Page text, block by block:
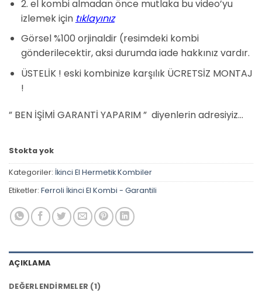
2. el kombi almadan önce mutlaka bu video’yu
izlemek için tıklayınız
Görsel %100 orjinaldir (resimdeki kombi
gönderilecektir, aksi durumda iade hakkınız vardır.
ÜSTELİK ! eski kombinize karşılık ÜCRETSİZ MONTAJ
!
” BEN İŞİMİ GARANTİ YAPARIM ” diyenlerin adresiyiz…
Stokta yok
Kategoriler: İkinci El Hermetik Kombiler
Etiketler: Ferroli İkinci El Kombi - Garantili
AÇIKLAMA
DEĞERLENDIRMELER (1)